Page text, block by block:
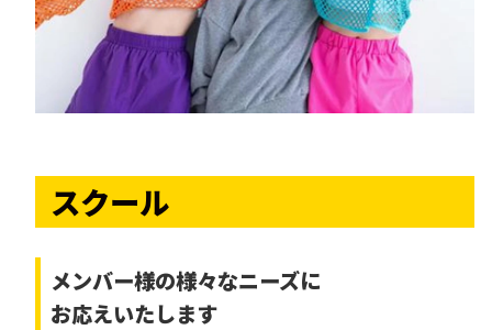
スクール
メンバー様の様々なニーズに
お応えいたします